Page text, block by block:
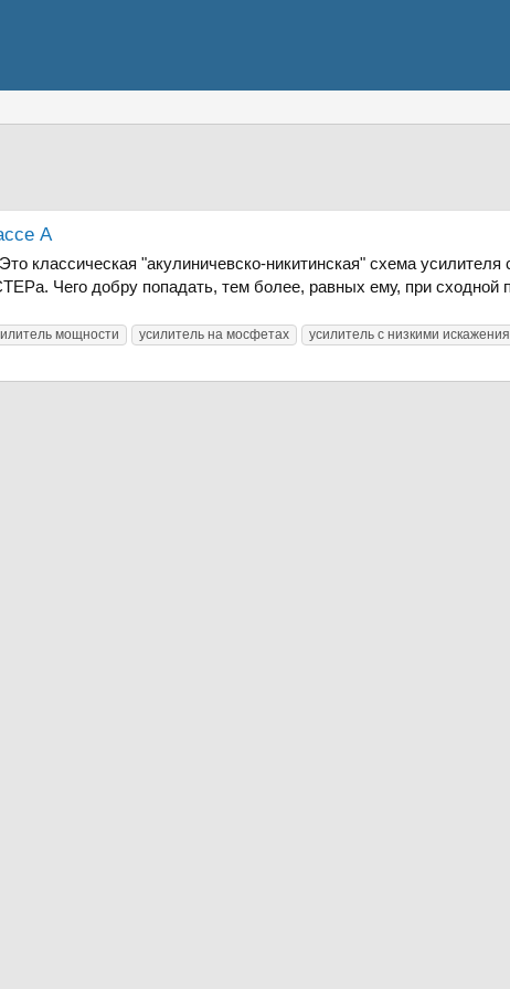
А
классическая "акулиничевско-никитинская" схема
Чего добру попадать, тем более, равных ему, при сходной
мощности усилитель на мосфетах усилитель с низкими